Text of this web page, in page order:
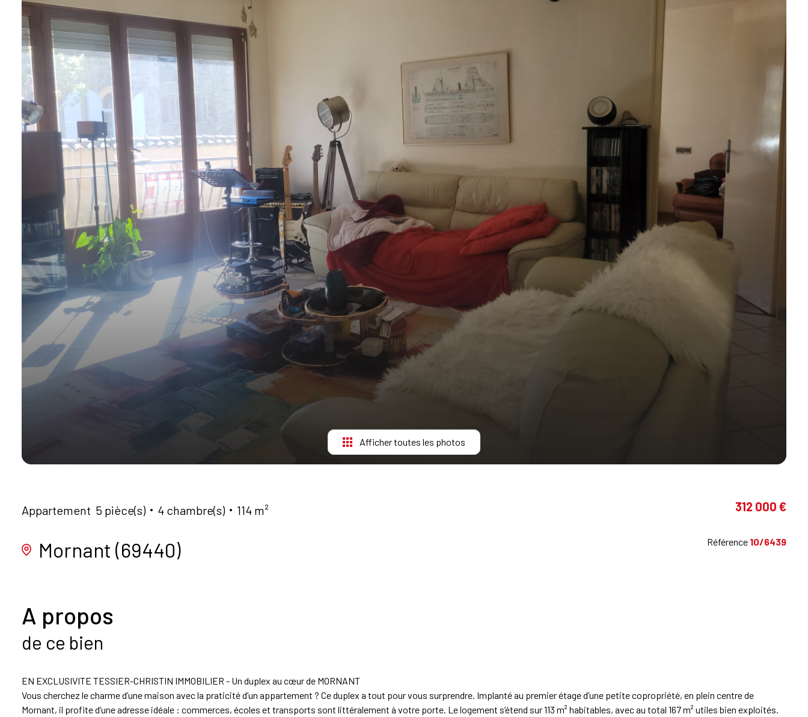
NOS
AGENCES
CONTACT
Afficher toutes les photos
Appartement 5 pièce(s) 4 chambre(s) 114 m²
Mornant (69440)
312 000 €
Référence 10/6439
A propos
de ce bien
EN EXCLUSIVITE TESSIER-CHRISTIN IMMOBILIER - Un duplex au cœur de MORNANT
Vous cherchez le charme d’une maison avec la praticité d’un appartement ? Ce duplex a tout pour vous surprendre. Implanté au premier étage d’une petite copropriété, en plein centre de
Mornant, il profite d’une adresse idéale : commerces, écoles et transports sont littéralement à votre porte. Le logement s’étend sur 113 m² habitables, avec au total 167 m² utiles bien exploités.